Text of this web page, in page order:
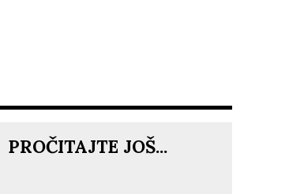
PROČITAJTE JOŠ...